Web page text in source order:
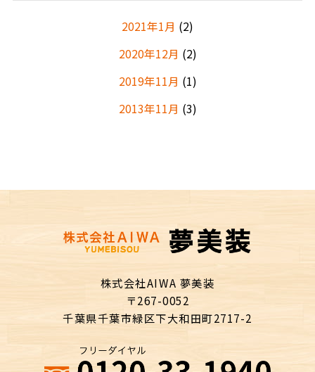
2021年1月 (2)
2020年12月 (2)
2019年11月 (1)
2013年11月 (3)
株式会社AIWA 夢美装
〒267-0052
千葉県千葉市緑区下大和田町2717-2